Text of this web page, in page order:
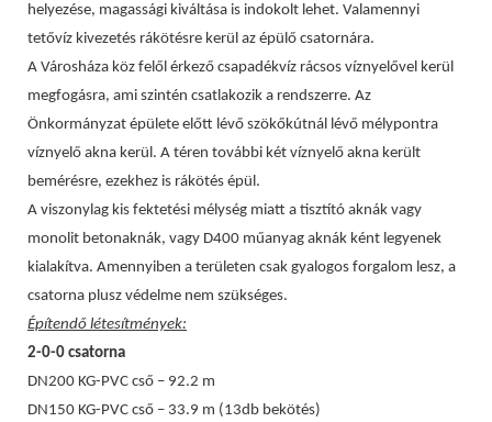
helyezése, magassági kiváltása is indokolt lehet. Valamennyi
tetővíz kivezetés rákötésre kerül az épülő csatornára.
A Városháza köz felől érkező csapadékvíz rácsos víznyelővel kerül
megfogásra, ami szintén csatlakozik a rendszerre. Az
Önkormányzat épülete előtt lévő szökőkútnál lévő mélypontra
víznyelő akna kerül. A téren további két víznyelő akna került
bemérésre, ezekhez is rákötés épül.
A viszonylag kis fektetési mélység miatt a tisztító aknák vagy
monolit betonaknák, vagy D400 műanyag aknák ként legyenek
kialakítva. Amennyiben a területen csak gyalogos forgalom lesz, a
csatorna plusz védelme nem szükséges.
Építendő létesítmények:
2-0-0 csatorna
DN200 KG-PVC cső – 92.2 m
DN150 KG-PVC cső – 33.9 m (13db bekötés)